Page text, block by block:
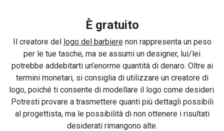
È gratuito
Il creatore del logo del barbierenon rappresenta un peso
per le tue tasche, ma se assumi un designer, lui/lei
potrebbe addebitarti un’enorme quantità di denaro. Oltre ai
termini monetari, si consiglia di utilizzare un creatore di
logo, poiché ti consente di modellare il logo come desideri.
Potresti provare a trasmettere quanti più dettagli possibili
al progettista, ma le possibilità di non ottenere i risultati
desiderati rimangono alte.